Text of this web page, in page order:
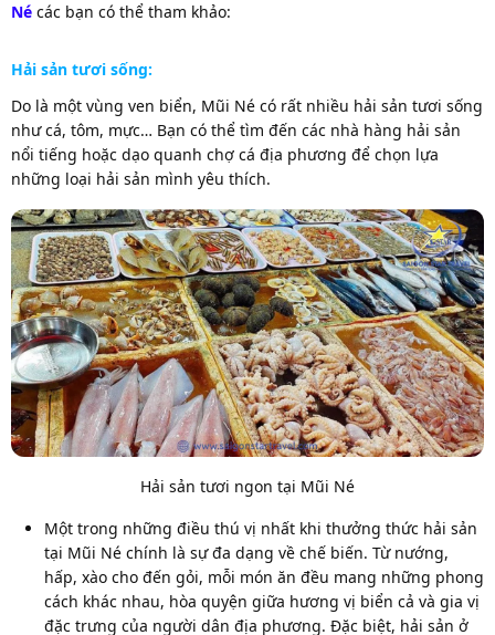
Né các bạn có thể tham khảo:
Hải sản tươi sống:
Do là một vùng ven biển, Mũi Né có rất nhiều hải sản tươi sống
như cá, tôm, mực… Bạn có thể tìm đến các nhà hàng hải sản
nổi tiếng hoặc dạo quanh chợ cá địa phương để chọn lựa
những loại hải sản mình yêu thích.
Hải sản tươi ngon tại Mũi Né
Một trong những điều thú vị nhất khi thưởng thức hải sản
tại Mũi Né chính là sự đa dạng về chế biến. Từ nướng,
hấp, xào cho đến gỏi, mỗi món ăn đều mang những phong
cách khác nhau, hòa quyện giữa hương vị biển cả và gia vị
đặc trưng của người dân địa phương. Đặc biệt, hải sản ở